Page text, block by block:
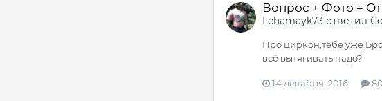
Вопрос + Фото =
Lehamayk73ответил
Про циркон,тебе уже
всё вытягивать надо?
14 декабря, 2016